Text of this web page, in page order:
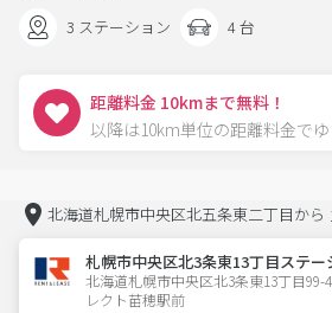
3 ステーション 4 台
距離料金 10kmまで無料！
以降は10km単位の距離料金で
北海道札幌市中央区北五条東二丁目から
札幌市中央区北3条東13丁目ステ
北海道札幌市中央区北3条東13丁目99-
レクト苗穂駅前